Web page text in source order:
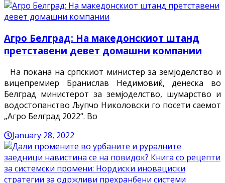
Агро Белград: На македонскиот штанд
претставени девет домашни компании
На покана на српскиот министер за земјоделство и
вицепремиер Бранислав Недимовиќ, денеска во
Белград министерот за земјоделство, шумарство и
водостопанство Љупчо Николовски го посети саемот
„Агро Белград 2022“. Во
January 28, 2022